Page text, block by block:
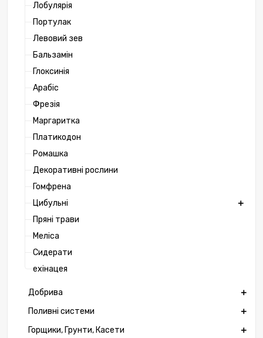
Лобулярія
Портулак
Левовий зев
Бальзамін
Глоксинія
Арабіс
Фрезія
Маргаритка
Платикодон
Ромашка
Декоративні рослини
Гомфрена
Цибульні
Пряні трави
Меліса
Сидерати
ехінацея
Добрива
Поливні системи
Горщики, Грунти, Касети